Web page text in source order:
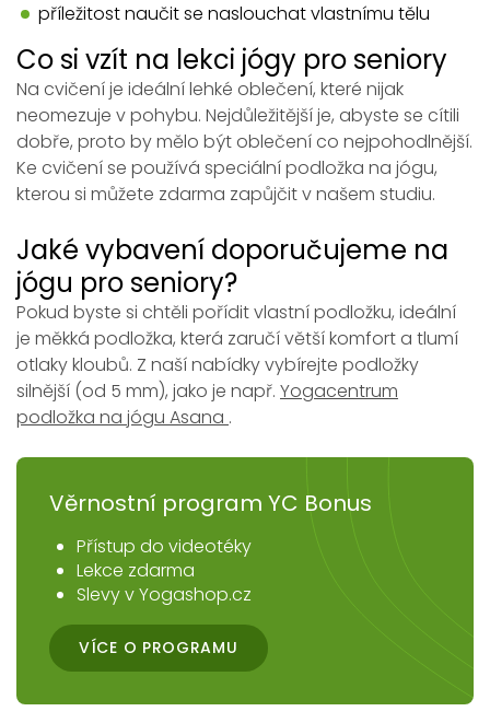
příležitost naučit se naslouchat vlastnímu tělu
Co si vzít na lekci jógy pro seniory
Na cvičení je ideální lehké oblečení, které nijak
neomezuje v pohybu. Nejdůležitější je, abyste se cítili
dobře, proto by mělo být oblečení co nejpohodlnější.
Ke cvičení se používá speciální podložka na jógu,
kterou si můžete zdarma zapůjčit v našem studiu.
Jaké vybavení doporučujeme na
jógu pro seniory?
Pokud byste si chtěli pořídit vlastní podložku, ideální
je měkká podložka, která zaručí větší komfort a tlumí
otlaky kloubů. Z naší nabídky vybírejte podložky
silnější (od 5 mm), jako je např. Yogacentrum
podložka na jógu Asana .
Věrnostní program YC Bonus
Přístup do videotéky
Lekce zdarma
Slevy v Yogashop.cz
VÍCE O PROGRAMU